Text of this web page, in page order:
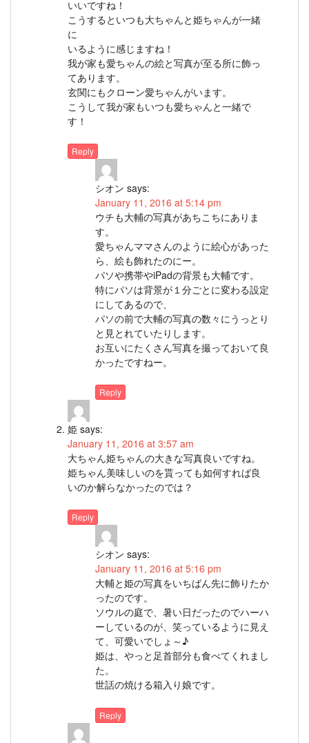
いいですね！
こうするといつも大ちゃんと姫ちゃんが一緒
に
いるように感じますね！
我が家も愛ちゃんの絵と写真が至る所に飾っ
てあります。
玄関にもクローン愛ちゃんがいます。
こうして我が家もいつも愛ちゃんと一緒で
す！
Reply
シオン says:
January 11, 2016 at 5:14 pm
ウチも大輔の写真があちこちにありま
す。
愛ちゃんママさんのように絵心があった
ら、絵も飾れたのにー。
パソや携帯やiPadの背景も大輔です。
特にパソは背景が１分ごとに変わる設定
にしてあるので、
パソの前で大輔の写真の数々にうっとり
と見とれていたりします。
お互いにたくさん写真を撮っておいて良
かったですねー。
Reply
姫 says:
January 11, 2016 at 3:57 am
大ちゃん姫ちゃんの大きな写真良いですね。
姫ちゃん美味しいのを貰っても如何すれば良
いのか解らなかったのでは？
Reply
シオン says:
January 11, 2016 at 5:16 pm
大輔と姫の写真をいちばん先に飾りたか
ったのです。
ソウルの庭で、暑い日だったのでハーハ
ーしているのが、笑っているように見え
て、可愛いでしょ～♪
姫は、やっと足首部分も食べてくれまし
た。
世話の焼ける箱入り娘です。
Reply